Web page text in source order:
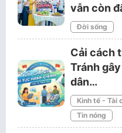
vẫn còn
Đời sống
Cải cách
Tránh
dân…
Kinh tế - Tài
Tin nóng